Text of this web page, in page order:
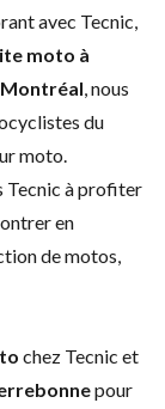
avec Tecnic,
moto à
, nous
du
moto.
Tecnic à profiter
en
de motos,
chez Tecnic et
pour